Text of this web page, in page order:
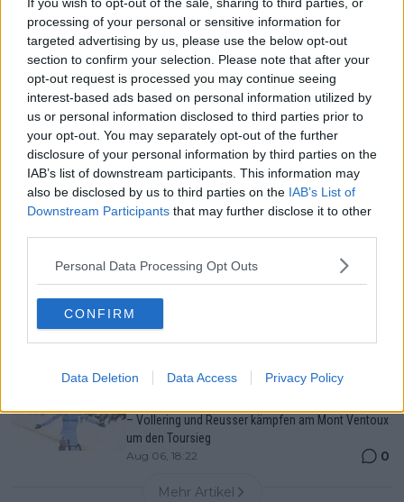
processing of your personal or sensitive information for
targeted advertising by us, please use the below opt-out
section to confirm your selection. Please note that after your
opt-out request is processed you may continue seeing
interest-based ads based on personal information utilized by
us or personal information disclosed to third parties prior to
your opt-out. You may separately opt-out of the further
disclosure of your personal information by third parties on the
IAB’s list of downstream participants. This information may
also be disclosed by us to third parties on the IAB’s List of
Downstream Participants that may further disclose it to other
Personal Data Processing Opt Outs
CONFIRM
Data Deletion Data Access Privacy Policy
Mehr Artikel
Gerade In
Jury und Strafen Tour de France Femmes 2026,
Etappe 6 – Geldstrafe für Lotte Kopecky wegen
„Sticky Bottle“
Aug 06, 20:02
Medizinischer Bericht und Aufgaben Tour de France
Femmes 2026, Etappe 6 – vier Fahrerinnen nicht
Tour de France Femmes 2026: Gesamtwertung nach
der 6. Etappe – Reusser verteidigt Gelb, Longo
Borghini macht Boden gut
Aug 06, 19:07
Vorschau auf die 7. Etappe der Tour de France
– Vollering und Reusser kämpfen am Mont Ventoux
um den Toursieg
Aug 06, 18:22 0
Mehr Artikel